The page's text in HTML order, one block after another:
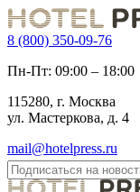
8 (800) 350-09-76
Пн-Пт: 09:00 – 18:00
115280, г. Москва
ул. Мастеркова, д. 4
mail@hotelpress.ru